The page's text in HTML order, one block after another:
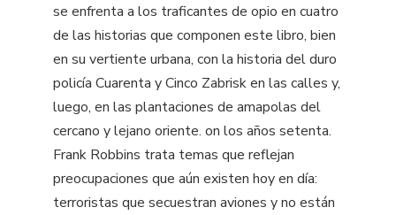
se enfrenta a los traficantes de opio en cuatro
de las historias que componen este libro, bien
en su vertiente urbana, con la historia del duro
policía Cuarenta y Cinco Zabrisk en las calles y,
luego, en las plantaciones de amapolas del
cercano y lejano oriente. on los años setenta.
Frank Robbins trata temas que reflejan
preocupaciones que aún existen hoy en día:
terroristas que secuestran aviones y no están